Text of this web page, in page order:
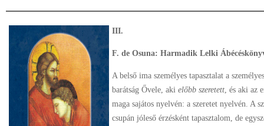
III.
F. de Osuna: Harmadik Lelki
A belső ima személyes tapasztalat a
barátság Ővele, aki előbb szeretett, és aki az
maga sajátos nyelvén: a szeretet nyelvén. A
csupán jóleső érzésként tapasztalom, de